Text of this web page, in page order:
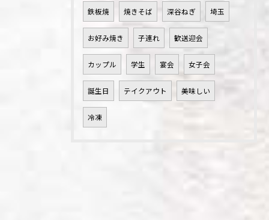
鉄板焼 焼きそば 深谷ねぎ 埼玉
お好み焼き 子連れ 歓送迎会
カップル 学生 宴会 女子会
誕生日 テイクアウト 美味しい
冷凍